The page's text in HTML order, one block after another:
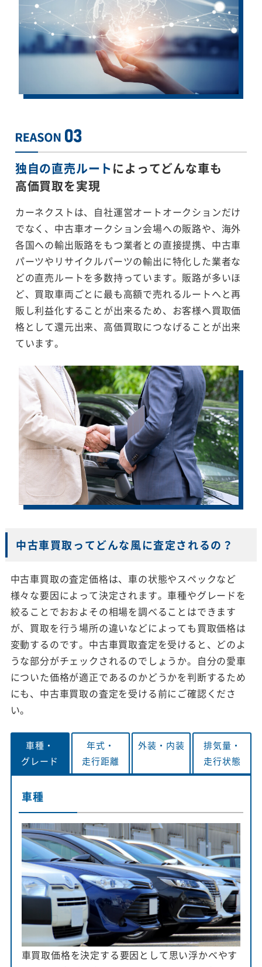
独自の直売ルートによってどんな車も
高価買取を実現
カーネクストは、自社運営オートオークションだけ
でなく、中古車オークション会場への販路や、海外
各国への輸出販路をもつ業者との直接提携、中古車
パーツやリサイクルパーツの輸出に特化した業者な
どの直売ルートを多数持っています。販路が多いほ
ど、買取車両ごとに最も高額で売れるルートへと再
販し利益化することが出来るため、お客様へ買取価
格として還元出来、高価買取につなげることが出来
ています。
中古車買取ってどんな風に査定されるの？
中古車買取の査定価格は、車の状態やスペックなど
様々な要因によって決定されます。車種やグレードを
絞ることでおおよその相場を調べることはできます
が、買取を行う場所の違いなどによっても買取価格は
変動するのです。中古車買取査定を受けると、どのよ
うな部分がチェックされるのでしょうか。自分の愛車
についた価格が適正であるのかどうかを判断するため
にも、中古車買取の査定を受ける前にご確認くださ
い。
車種・
グレード
年式・
走行距離
外装・ 内装
排気量・
走行状態
車種
車買取価格を決定する要因として思い浮かべやす